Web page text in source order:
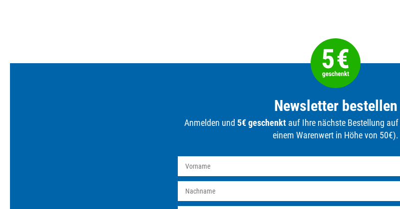
Newsletter bestellen
Anmelden und 5€ geschenkt auf Ihre nächste Bestellung auf
einem Warenwert in Höhe von 50€).